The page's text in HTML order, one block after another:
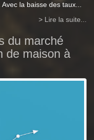
la baisse des taux...
> Lire la suite...
du marché
de maison à